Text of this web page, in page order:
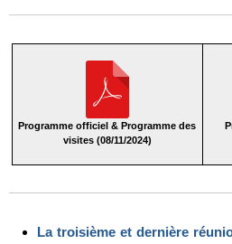
Programme officiel & Programme des
visites (08/11/2024)
La troisième et dernière